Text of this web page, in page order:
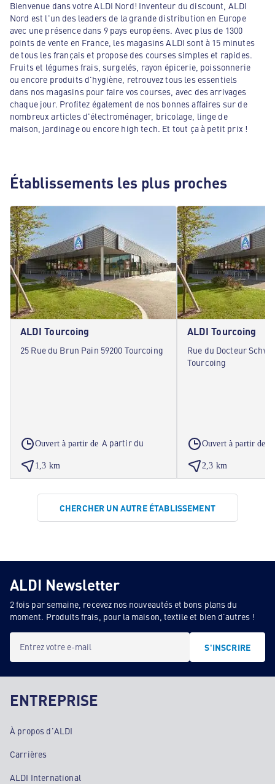
Bienvenue dans votre ALDI Nord! Inventeur du discount, ALDI
Nord est l'un des leaders de la grande distribution en Europe
avec une présence dans 9 pays européens. Avec plus de 1300
points de vente en France, les magasins ALDI sont à 15 minutes
de tous les français et propose des courses simples et rapides.
Fruits et légumes frais, surgelés, rayon épicerie, poissonnerie
ou encore produits d'hygiène, retrouvez tous les essentiels
dans nos magasins pour faire vos courses, avec des arrivages
chaque jour. Profitez également de nos bonnes affaires sur de
nombreux articles d'électroménager, bricolage, linge de
maison, jardinage ou encore high tech. Et tout ça à petit prix !
Établissements les plus proches
ALDI Tourcoing
25 Rue du Brun Pain 59200 Tourcoing
Ouvert à partir de A partir du
1,3 km
ALDI Tourcoing
Rue du Docteur
Tourcoing
Ouvert à partir de
2,3 km
CHERCHER UN AUTRE ÉTABLISSEMENT
ALDI Newsletter
2 fois par semaine, recevez nos nouveautés et bons plans du
moment. Produits frais, pour la maison, textile et bien d'autres !
Entrez votre e-mail S'INSCRIRE
ENTREPRISE
À propos d'ALDI
Carrières
ALDI International